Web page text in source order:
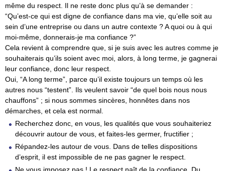
même du respect. Il ne reste donc plus qu’à se demander :
“Qu’est-ce qui est digne de confiance dans ma vie, qu’elle soit au
sein d’une entreprise ou dans un autre contexte ? A quoi ou à qui
moi-même, donnerais-je ma confiance ?”
Cela revient à comprendre que, si je suis avec les autres comme je
souhaiterais qu’ils soient avec moi, alors, à long terme, je gagnerai
leur confiance, donc leur respect.
Oui, “A long terme”, parce qu’il existe toujours un temps où les
autres nous “testent”. Ils veulent savoir “de quel bois nous nous
chauffons” ; si nous sommes sincères, honnêtes dans nos
démarches, et cela est normal.
Recherchez donc, en vous, les qualités que vous souhaiteriez
découvrir autour de vous, et faites-les germer, fructifier ;
Répandez-les autour de vous. Dans de telles dispositions
d’esprit, il est impossible de ne pas gagner le respect.